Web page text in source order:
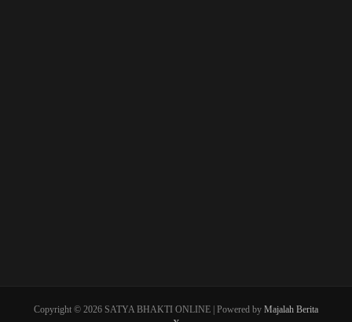
Copyright © 2026 SATYA BHAKTI ONLINE | Powered by Majalah Berita